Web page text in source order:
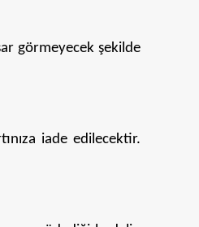
görmeyecek şekilde
iade edilecektir.